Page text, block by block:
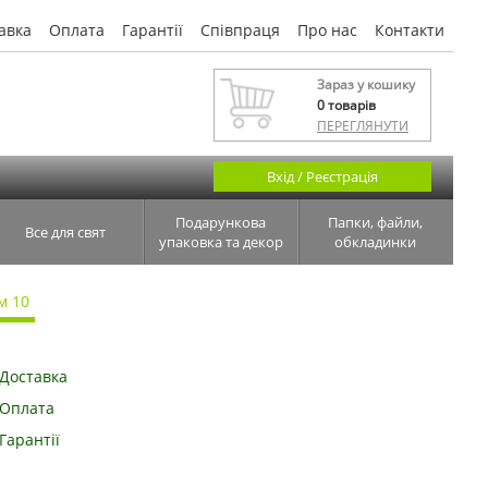
Оплата Гарантії Співпраця Про нас Контакти
Зараз у кошику
0товарів
ПЕРЕГЛЯНУТИ
Вхід / Реєстрація
Все для свят
Подарункова
упаковка та декор
Папки, файли,
обкладинки
10
Доставка
Оплата
Гарантії